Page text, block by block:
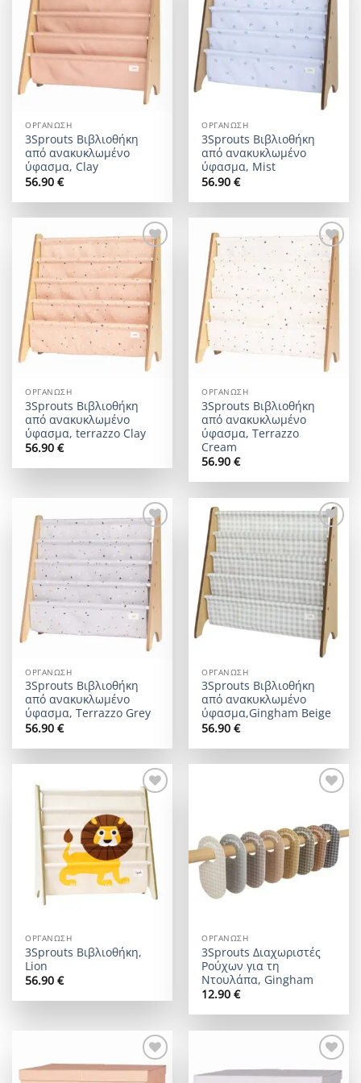
wishlist
ΟΡΓΆΝΩΣΗ
3Sprouts Βιβλιοθήκη
από ανακυκλωμένο
ύφασμα, Clay
56.90€
wishlist
ΟΡΓΆΝΩΣΗ
3Sprouts Βιβλιοθήκη
από ανακυκλωμένο
ύφασμα, Mist
56.90€
Add to
wishlist
ΟΡΓΆΝΩΣΗ
3Sprouts Βιβλιοθήκη
από ανακυκλωμένο
ύφασμα, terrazzo Clay
56.90€
Add to
wishlist
ΟΡΓΆΝΩΣΗ
3Sprouts Βιβλιοθήκη
από ανακυκλωμένο
ύφασμα, Terrazzo
Cream
56.90€
Add to
wishlist
ΟΡΓΆΝΩΣΗ
3Sprouts Βιβλιοθήκη
από ανακυκλωμένο
ύφασμα, Terrazzo Grey
56.90€
Add to
wishlist
ΟΡΓΆΝΩΣΗ
3Sprouts Βιβλιοθήκη
από ανακυκλωμένο
ύφασμα,Gingham Beige
56.90€
Add to
wishlist
ΟΡΓΆΝΩΣΗ
3Sprouts Βιβλιοθήκη,
Lion
56.90€
ΟΡΓΆΝΩΣΗ
3Sprouts Διαχωριστές
Ρούχων για τη
Ντουλάπα, Gingham
12.90€
Add to
Add to